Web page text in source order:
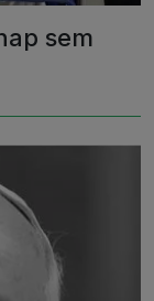
sem